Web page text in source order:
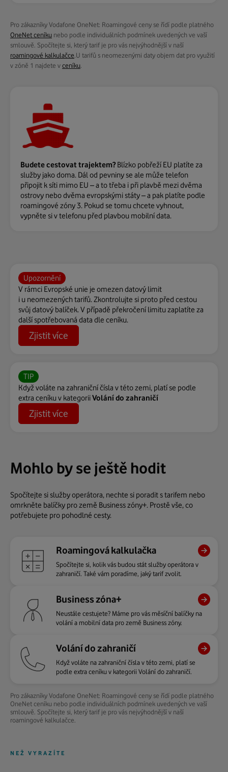
Pro zákazníky Vodafone OneNet: Roamingové ceny se řídí podle platného
OneNet ceníku nebo podle individuálních podmínek uvedených ve vaší
smlouvě. Spočítejte si, který tarif je pro vás nejvýhodnější v naší
roamingové kalkulačce.U tarifů s neomezenými daty objem dat pro využití
v zóně 1 najdete vceníku.
Budete cestovat trajektem? Blízko pobřeží EU platíte za
služby jako doma. Dál od pevniny se ale může telefon
připojit k síti mimo EU – a to třeba i při plavbě mezi dvěma
ostrovy nebo dvěma evropskými státy – a pak platíte podle
roamingové zóny 3. Pokud se tomu chcete vyhnout,
vypněte si v telefonu před plavbou mobilní data.
Upozornění
V rámci Evropské unie je omezen datový limit
i u neomezených tarifů. Zkontrolujte si proto před cestou
svůj datový balíček. V případě překročení limitu zaplatíte za
další spotřebovaná data dle ceníku.
Zjistit více
TIP
Když voláte na zahraniční čísla v této zemi, platí se podle
extra ceníku v kategoriiVolání do zahraničí
Zjistit více
Mohlo by se ještě hodit
Spočítejte si služby operátora, nechte si poradit s tarifem nebo
omrkněte balíčky pro země Business zóny+. Prostě vše, co
potřebujete pro pohodlné cesty.
Roamingová kalkulačka
Spočítejte si, kolik vás budou stát služby operátora v
zahraničí. Také vám poradíme, jaký tarif zvolit.
Business zóna+
Neustále cestujete? Máme pro vás měsíční balíčky na
volání a mobilní data pro země Business zóny.
Volání do zahraničí
Když voláte na zahraniční čísla v této zemi, platí se
podle extra ceníku v kategorii Volání do zahraničí.
Pro zákazníky Vodafone OneNet: Roamingové ceny se řídí podle platného
OneNet ceníku nebo podle individuálních podmínek uvedených ve vaší
smlouvě. Spočítejte si, který tarif je pro vás nejvýhodnější v naší
roamingové kalkulačce.
NEŽ VYRAZÍTE